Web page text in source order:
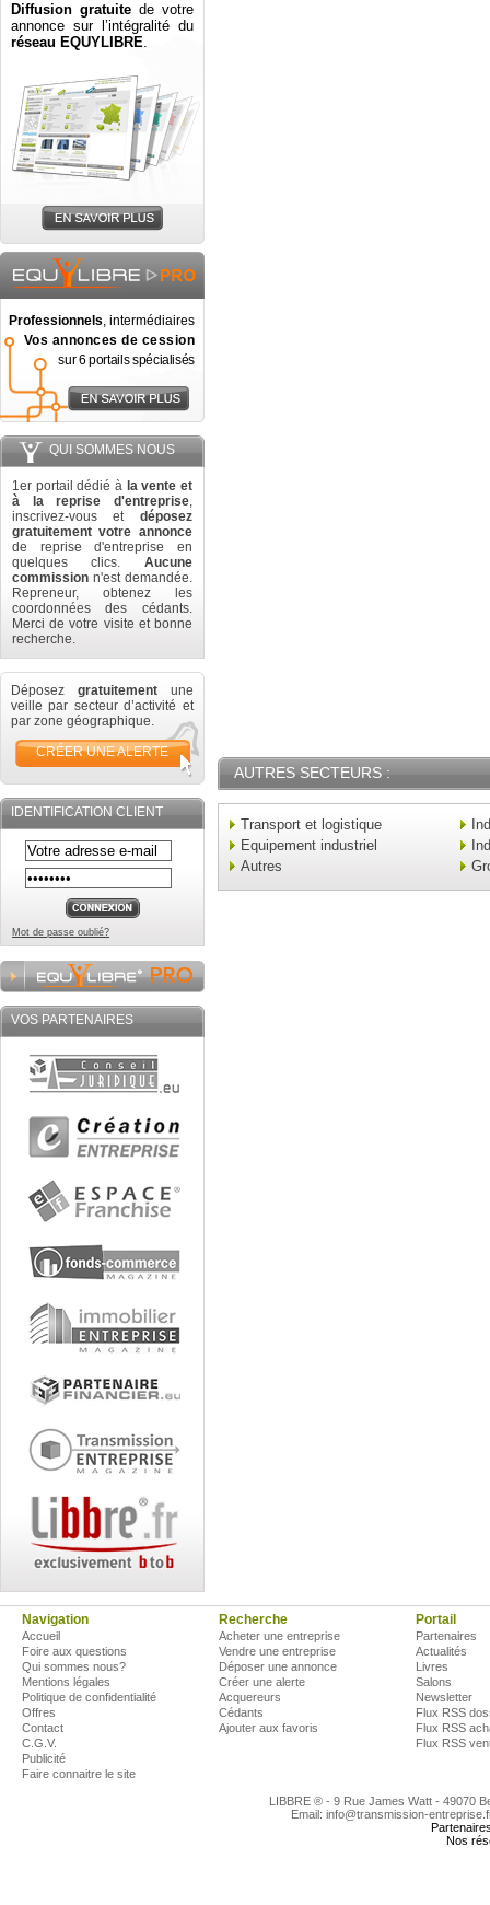
Diffusion gratuite de votre
annonce sur l’intégralité du
réseau EQUYLIBRE.
Professionnels, intermédiaires
Vos annonces de cession
sur 6 portails spécialisés
QUI SOMMES NOUS
1er portail dédié à la vente et
à la reprise d'entreprise,
inscrivez-vous et déposez
gratuitement votre annonce
de reprise d'entreprise en
quelques clics. Aucune
commission n'est demandée.
Repreneur, obtenez les
coordonnées des cédants.
Merci de votre visite et bonne
recherche.
Déposez gratuitement une
veille par secteur d’activité et
par zone géographique.
CRÉER UNE ALERTE
IDENTIFICATION CLIENT
Mot de passe oublié?
VOS PARTENAIRES
AUTRES SECTEURS :
Transport et logistique
Equipement industriel
Autres
Navigation
Accueil
Foire aux questions
Qui sommes nous?
Mentions légales
Politique de confidentialité
Offres
Contact
C.G.V.
Publicité
Faire connaitre le site
Recherche
Acheter une entreprise
Vendre une entreprise
Déposer une annonce
Créer une alerte
Acquereurs
Cédants
Ajouter aux favoris
Portail
Partenaires
Actualités
Livres
Salons
Newsletter
Flux RSS
Flux RSS
Flux RSS
LIBBRE ® - 9 Rue James Watt - 49070
Email: info@transmission-
Nos